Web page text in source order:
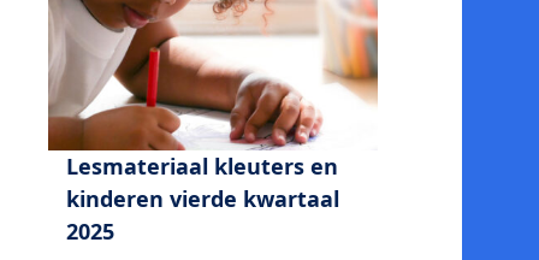
Lesmateriaal kleuters en
kinderen vierde kwartaal
2025